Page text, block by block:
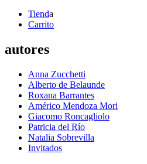
Tienda
Carrito
autores
Anna Zucchetti
Alberto de Belaunde
Roxana Barrantes
Américo Mendoza Mori
Giacomo Roncagliolo
Patricia del Río
Natalia Sobrevilla
Invitados